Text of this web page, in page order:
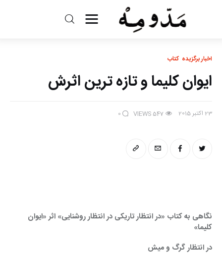
مد و مه
ادبیات
سینما
کتاب
اخبار برگزیده کتاب
ایوان کلیما و تازه ترین اثرش
23 اکتبر 2015 547
VIEWS
0
نگاهی به کتاب «در انتظار تاریکی در انتظار روشنایی» اثر «ایوان
کلیما»
در انتظار گرگ و میش